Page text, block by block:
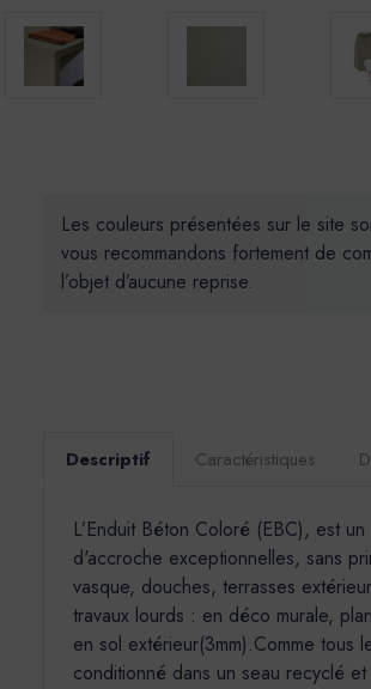
Les couleurs présentées sur le site
vous recommandons fortement de
l’objet d’aucune reprise.
Descriptif Caractéristiques
L’Enduit Béton Coloré (EBC), est
d'accroche exceptionnelles, sans
vasque, douches, terrasses
travaux lourds : en déco murale,
en sol extérieur(3mm).Comme tous
conditionné dans un seau recyclé